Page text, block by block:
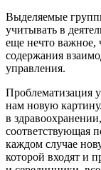
Выделяемые
учитывать в
еще нечто важное,
содержания
управления.
Проблематизация
нам новую
в
соответствующая
каждом случае
которой входят и